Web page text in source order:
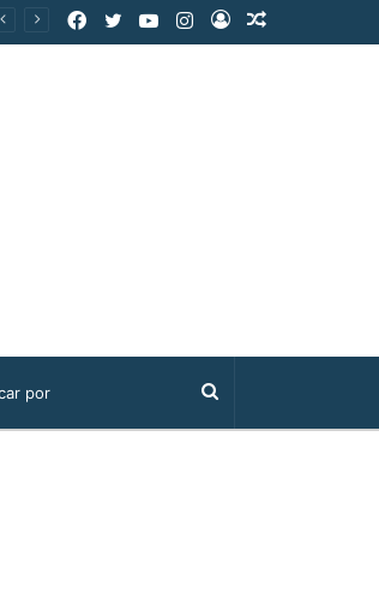
Publicación
Acceso
Instagram
YouTube
Twitter
Facebook
Buscar